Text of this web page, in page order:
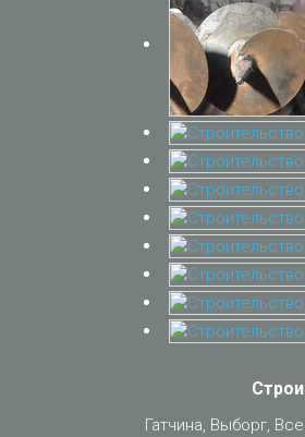
Гатчина, Выборг,